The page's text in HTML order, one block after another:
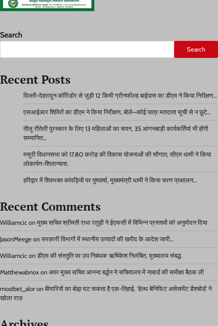
Search
Search
Recent Posts
दिल्ली-देहरादून कॉरिडोर से जुड़ी 12 किमी ग्रीनफील्ड बाईपास का डीएम ने किया निरीक्षण…
एसआईआर शिविरों का डीएम ने किया निरीक्षण, बोले—कोई पात्र मतदाता सूची से न छूटे…
तीलू रौतेली पुरस्कार के लिए 13 महिलाओं का चयन, 35 आंगनबाड़ी कार्यकर्तियां भी होंगी
सम्मानित…
मसूरी विधानसभा को 17.80 करोड़ की विकास योजनाओं की सौगात, सीएम धामी ने किया
लोकार्पण-शिलान्यास.
हरिद्वार में शिवभक्त कांवड़ियों पर पुष्पवर्षा, मुख्यमंत्री धामी ने किया चरण प्रक्षालन…
Recent Comments
Williamcic on मुख्य सचिव श्रीमती राधा रतूड़ी ने ईएफसी में विभिन्न प्रस्तावों को अनुमोदन दिया
JasonMeege on सरकारी विभागों में स्थानीय उत्पादों की खरीद के आदेश जारी…
Williamcic on डीएम की संस्तुति पर उप निबंधक ऋषिकेश निलंबित, मुख्यालय संबद्ध
Matthewabnox on अपर मुख्य सचिव आनन्द बर्द्धन ने सचिवालय में नाबार्ड की समीक्षा बैठक ली
mostbet_alor on बीमारियों का बोझ घट सकता है एक-तिहाई, ‘हेल्थ बेनिफिट असेसमेंट डैशबोर्ड’ ने
खोला राज़